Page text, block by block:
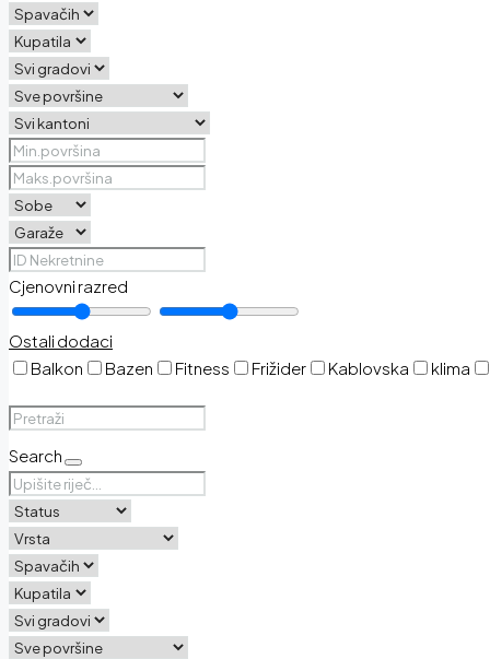
Cjenovni razred
Ostali dodaci
Balkon
Bazen Fitness Frižider Kablovska klima
Search